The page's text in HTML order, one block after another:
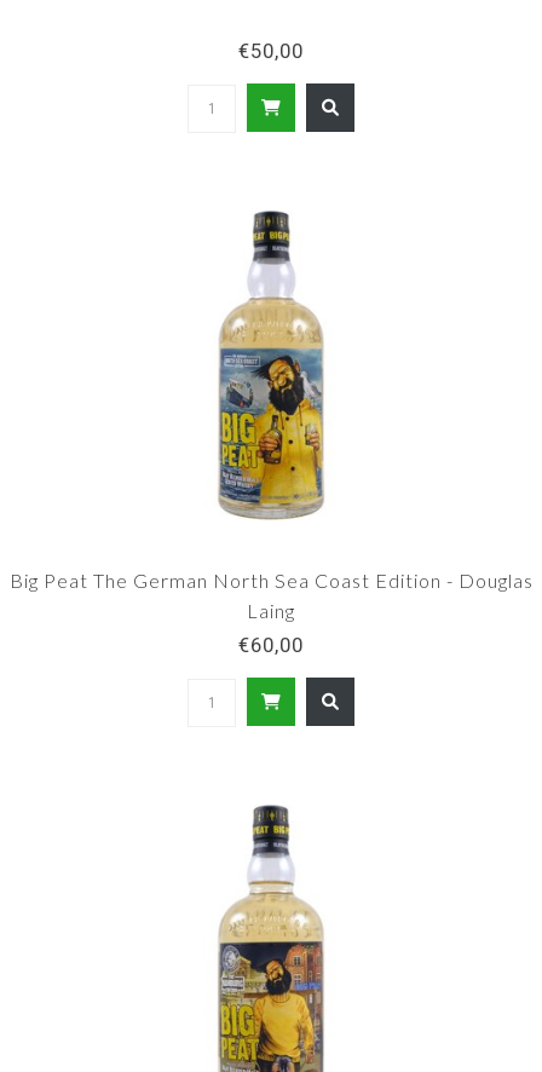
€50,00
Big Peat The German North Sea Coast Edition - Douglas
Laing
€60,00